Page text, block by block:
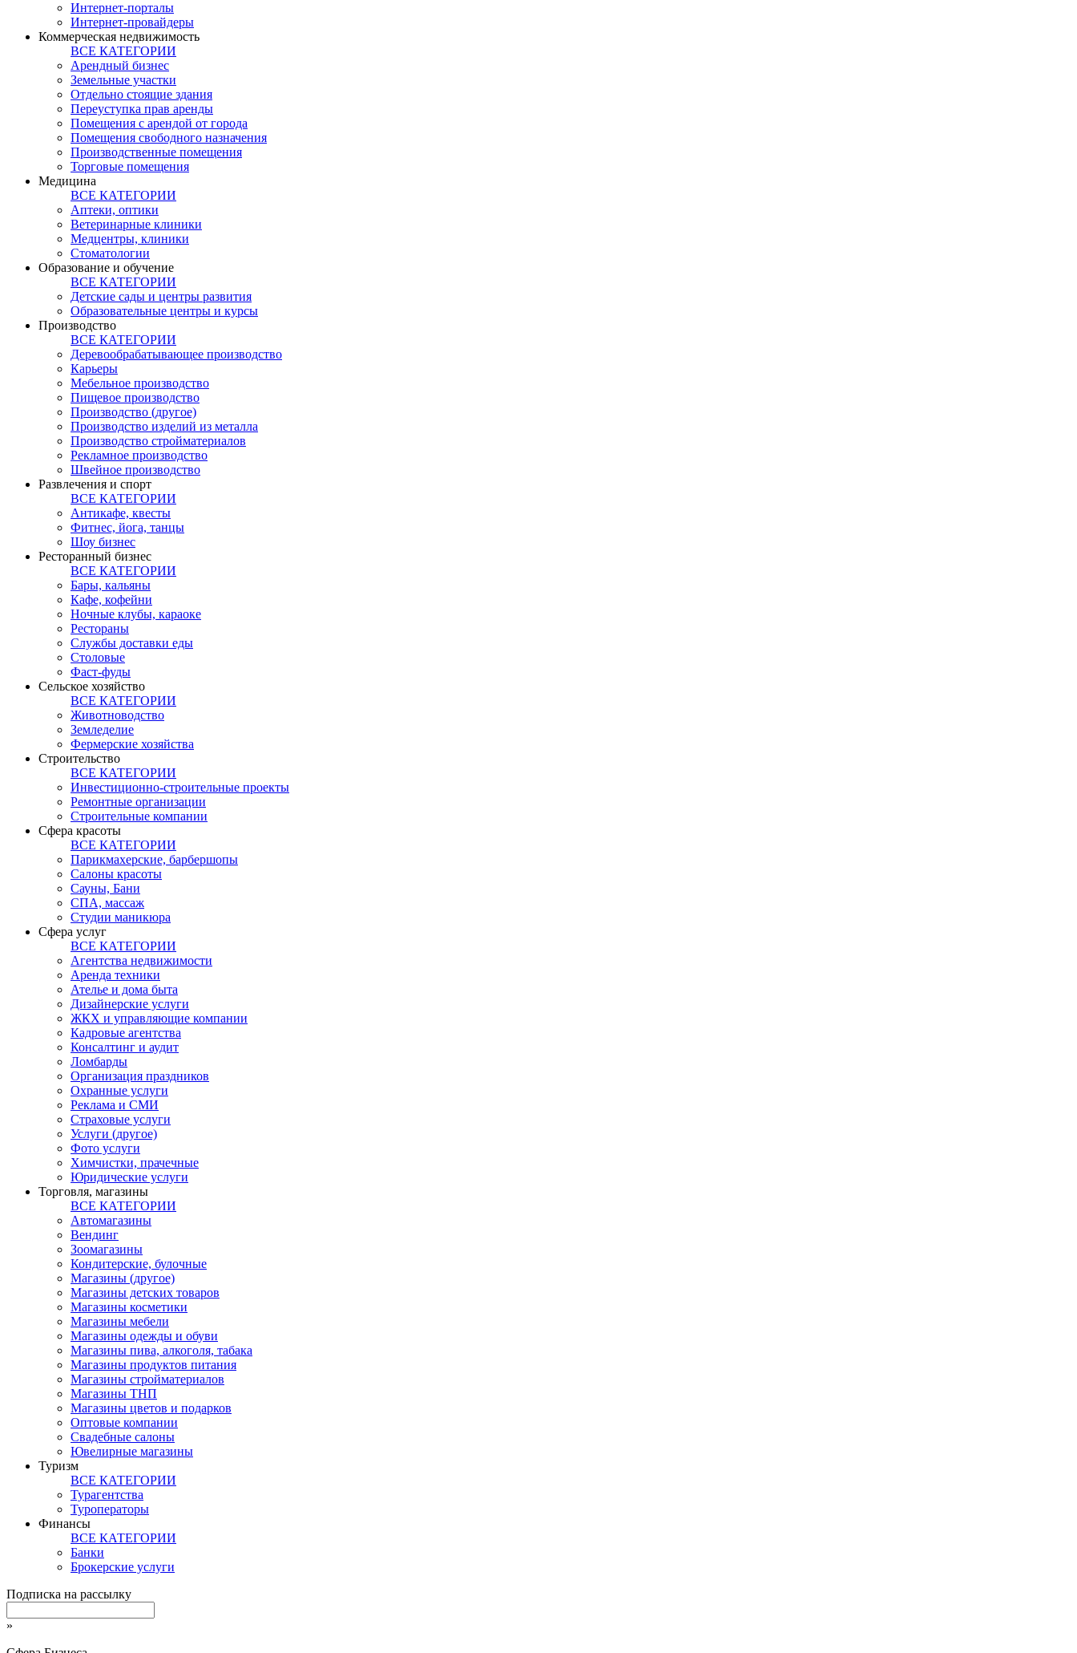
Интернет-порталы
Интернет-провайдеры
Коммерческая недвижимость
ВСЕ КАТЕГОРИИ
Арендный бизнес
Земельные участки
Отдельно стоящие здания
Переуступка прав аренды
Помещения с арендой от города
Помещения свободного назначения
Производственные помещения
Торговые помещения
Медицина
ВСЕ КАТЕГОРИИ
Аптеки, оптики
Ветеринарные клиники
Медцентры, клиники
Стоматологии
Образование и обучение
ВСЕ КАТЕГОРИИ
Детские сады и центры развития
Образовательные центры и курсы
Производство
ВСЕ КАТЕГОРИИ
Деревообрабатывающее производство
Карьеры
Мебельное производство
Пищевое производство
Производство (другое)
Производство изделий из металла
Производство стройматериалов
Рекламное производство
Швейное производство
Развлечения и спорт
ВСЕ КАТЕГОРИИ
Антикафе, квесты
Фитнес, йога, танцы
Шоу бизнес
Ресторанный бизнес
ВСЕ КАТЕГОРИИ
Бары, кальяны
Кафе, кофейни
Ночные клубы, караоке
Рестораны
Службы доставки еды
Столовые
Фаст-фуды
Сельское хозяйство
ВСЕ КАТЕГОРИИ
Животноводство
Земледелие
Фермерские хозяйства
Строительство
ВСЕ КАТЕГОРИИ
Инвестиционно-строительные проекты
Ремонтные организации
Строительные компании
Сфера красоты
ВСЕ КАТЕГОРИИ
Парикмахерские, барбершопы
Салоны красоты
Сауны, Бани
СПА, массаж
Студии маникюра
Сфера услуг
ВСЕ КАТЕГОРИИ
Агентства недвижимости
Аренда техники
Ателье и дома быта
Дизайнерские услуги
ЖКХ и управляющие компании
Кадровые агентства
Консалтинг и аудит
Ломбарды
Организация праздников
Охранные услуги
Реклама и СМИ
Страховые услуги
Услуги (другое)
Фото услуги
Химчистки, прачечные
Юридические услуги
Торговля, магазины
ВСЕ КАТЕГОРИИ
Автомагазины
Вендинг
Зоомагазины
Кондитерские, булочные
Магазины (другое)
Магазины детских товаров
Магазины косметики
Магазины мебели
Магазины одежды и обуви
Магазины пива, алкоголя, табака
Магазины продуктов питания
Магазины стройматериалов
Магазины ТНП
Магазины цветов и подарков
Оптовые компании
Свадебные салоны
Ювелирные магазины
Туризм
ВСЕ КАТЕГОРИИ
Турагентства
Туроператоры
Финансы
ВСЕ КАТЕГОРИИ
Банки
Брокерские услуги
Подписка на рассылку
»